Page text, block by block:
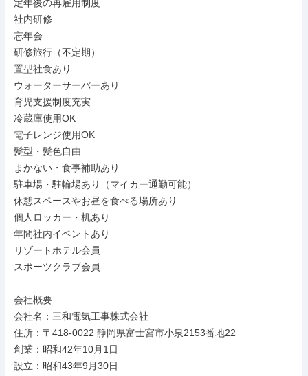
定年後の再雇用制度
社内研修
忘年会
研修旅行（不定期）
置型社食あり
ウォーターサーバーあり
育児支援制度充実
冷蔵庫使用OK
電子レンジ使用OK
髪型・髪色自由
まかない・食事補助あり
駐車場・駐輪場あり（マイカー通勤可能）
休憩スペースやお昼を食べる場所あり
個人ロッカー・机あり
年間社内イベントあり
リゾートホテル会員
スポーツクラブ会員
会社概要
会社名：三和電気工事株式会社
住所：〒418-0022 静岡県富士宮市小泉2153番地22
創業：昭和42年10月1日
設立：昭和43年9月30日